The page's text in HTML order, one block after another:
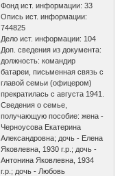
Фонд ист. информации: 33
Опись ист. информации:
744825
Дело ист. информации: 104
Доп. сведения из документа:
должность: командир
батареи, письменная связь с
главой семьи (офицером)
прекратилась с августа 1941.
Сведения о семье,
получающую пособие: жена -
Черноусова Екатерина
Александровна; дочь - Елена
Яковлевна, 1930 г.р.; дочь -
Антонина Яковлевна, 1934
г.р.; дочь - Любовь